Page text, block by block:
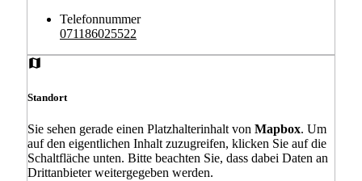
Telefonnummer
071186025522
Standort
Sie sehen gerade einen Platzhalterinhalt von Mapbox. Um
auf den eigentlichen Inhalt zuzugreifen, klicken Sie auf die
Schaltfläche unten. Bitte beachten Sie, dass dabei Daten an
Drittanbieter weitergegeben werden.